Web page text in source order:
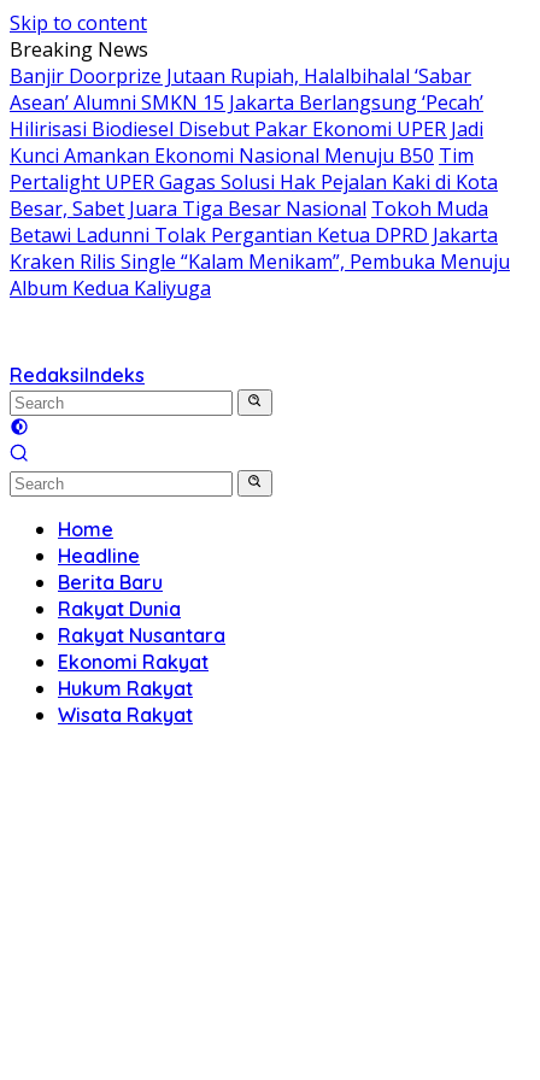
Skip to content
Breaking News
Banjir Doorprize Jutaan Rupiah, Halalbihalal ‘Sabar
Asean’ Alumni SMKN 15 Jakarta Berlangsung ‘Pecah’
Hilirisasi Biodiesel Disebut Pakar Ekonomi UPER Jadi
Kunci Amankan Ekonomi Nasional Menuju B50 Tim
Pertalight UPER Gagas Solusi Hak Pejalan Kaki di Kota
Besar, Sabet Juara Tiga Besar Nasional Tokoh Muda
Betawi Ladunni Tolak Pergantian Ketua DPRD Jakarta
Kraken Rilis Single “Kalam Menikam”, Pembuka Menuju
Album Kedua Kaliyuga
RedaksiIndeks
Home
Headline
Berita Baru
Rakyat Dunia
Rakyat Nusantara
Ekonomi Rakyat
Hukum Rakyat
Wisata Rakyat